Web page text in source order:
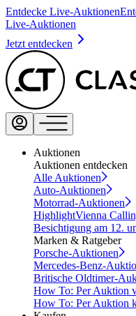
Entdecke Live-Auktionen
Live-Auktionen
Jetzt entdecken
Auktionen
Auktionen entdecken
Alle Auktionen
Auto-Auktionen
Motorrad-Auktionen
HighlightVienna
Besichtigung am 12.
Marken & Ratgeber
Porsche-Auktionen
Mercedes-Benz-
Britische Oldtimer-
How To: Per Auktion
How To: Per Auktion